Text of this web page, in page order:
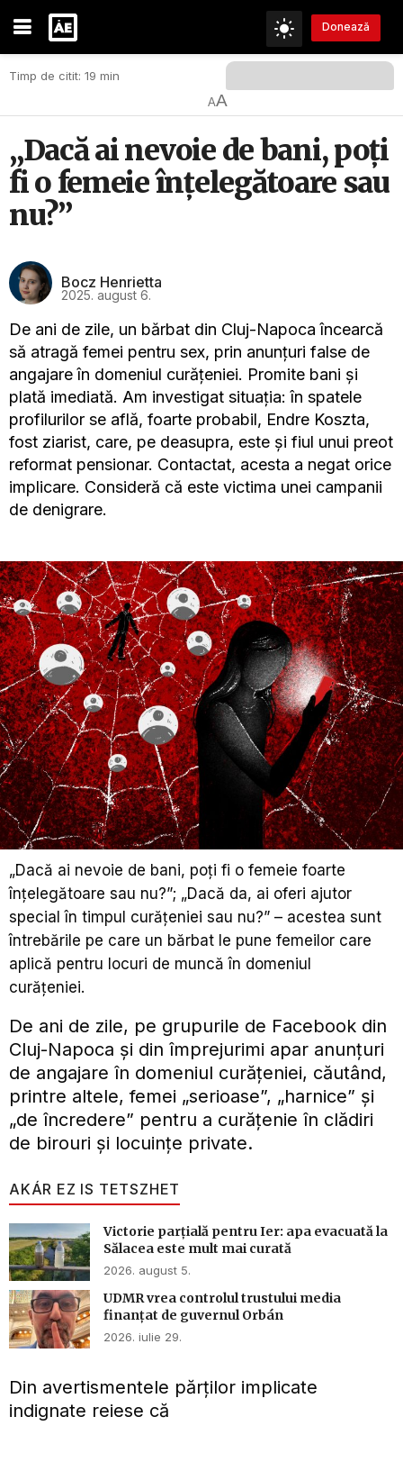
Donează
Timp de citit: 19 min
AA
„Dacă ai nevoie de bani, poți
fi o femeie înțelegătoare sau
nu?”
Bocz Henrietta
2025. august 6.
De ani de zile, un bărbat din Cluj-Napoca încearcă
să atragă femei pentru sex, prin anunțuri false de
angajare în domeniul curățeniei. Promite bani și
plată imediată. Am investigat situația: în spatele
profilurilor se află, foarte probabil, Endre Koszta,
fost ziarist, care, pe deasupra, este și fiul unui preot
reformat pensionar. Contactat, acesta a negat orice
implicare. Consideră că este victima unei campanii
de denigrare.
„Dacă ai nevoie de bani, poți fi o femeie foarte
înțelegătoare sau nu?”; „Dacă da, ai oferi ajutor
special în timpul curățeniei sau nu?” – acestea sunt
întrebările pe care un bărbat le pune femeilor care
aplică pentru locuri de muncă în domeniul
curățeniei.
De ani de zile, pe grupurile de Facebook din
Cluj-Napoca și din împrejurimi apar anunțuri
de angajare în domeniul curățeniei, căutând,
printre altele, femei „serioase”, „harnice” și
„de încredere” pentru a curățenie în clădiri
de birouri și locuințe private.
AKÁR EZ IS TETSZHET
Victorie parțială pentru Ier: apa evacuată la
Sălacea este mult mai curată
2026. august 5.
UDMR vrea controlul trustului media
finanțat de guvernul Orbán
2026. iulie 29.
Din avertismentele părților implicate
indignate reiese că